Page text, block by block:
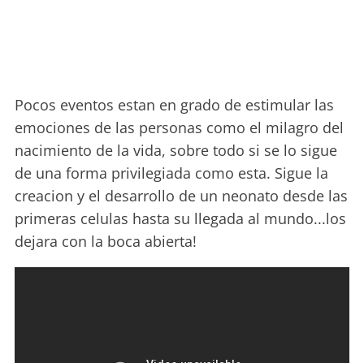
Pocos eventos estan en grado de estimular las
emociones de las personas como el milagro del
nacimiento de la vida, sobre todo si se lo sigue
de una forma privilegiada como esta. Sigue la
creacion y el desarrollo de un neonato desde las
primeras celulas hasta su llegada al mundo...los
dejara con la boca abierta!